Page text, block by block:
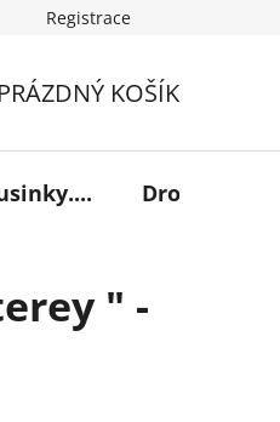
Registrace
PRÁZDNÝ KOŠÍK
Drobné
" -